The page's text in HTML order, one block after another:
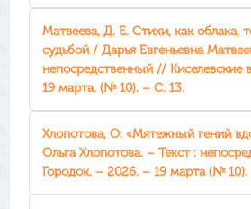
Матвеева, Д. Е. Стихи, как облака,
судьбой / Дарья Евгеньевна
непосредственный // Киселевские
19 марта. (№ 10). – С. 13.
Хлопотова, О. «Мятежный гений
Ольга Хлопотова. – Текст :
Городок. – 2026. – 19 марта (№